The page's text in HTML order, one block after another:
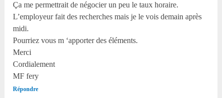
Ça me permettrait de négocier un peu le taux horaire.
L’employeur fait des recherches mais je le vois demain après
midi.
Pourriez vous m ‘apporter des éléments.
Merci
Cordialement
MF fery
Répondre